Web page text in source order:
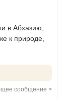
в Абхазию,
к природе,
сообщение >